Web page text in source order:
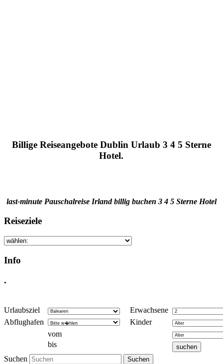
Billige Reiseangebote Dublin Urlaub 3 4 5 Sterne
Hotel.
last-minute Pauschalreise Irland billig buchen 3 4 5 Sterne Hotel
Reiseziele
Info
.
Urlaubsziel
Erwachsene
Abflughafen
Kinder
vom
bis
Suchen